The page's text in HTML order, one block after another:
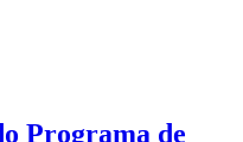
Programa de